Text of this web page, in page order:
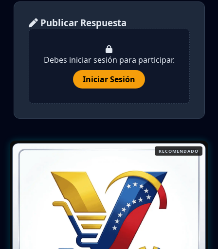
Publicar Respuesta
Debes iniciar sesión para participar.
Iniciar Sesión
RECOMENDADO